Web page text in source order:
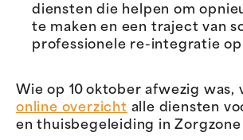
diensten die helpen om
te maken en een traject van
professionele re-integratie
Wie op 10 oktober afwezig was,
online overzicht alle diensten
en thuisbegeleiding in